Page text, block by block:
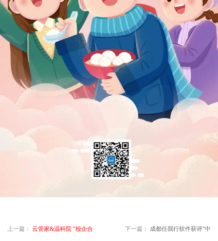
上一篇： 云管家&温科院 “校企合 下一篇： 成都任我行软件获评“中